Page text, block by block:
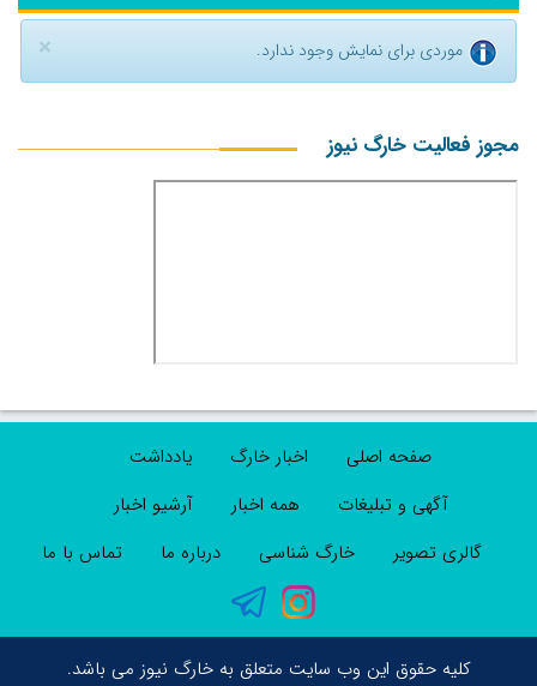
× موردی برای نمایش وجود ندارد.
مجوز فعالیت خارگ نیوز
صفحه اصلی اخبار خارگ
یادداشت
آگهی و تبلیغات
همه اخبار
آرشیو اخبار
گالری تصویر
خارگ شناسی درباره ما تماس با ما
کلیه حقوق این وب سایت متعلق به خارگ نیوز می باشد.